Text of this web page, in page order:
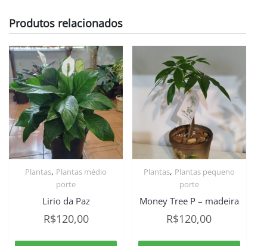
Produtos relacionados
Plantas, Plantas médio
porte
Lirio da Paz
R$120,00
Plantas, Plantas pequeno
porte
Money Tree P – madeira
R$120,00